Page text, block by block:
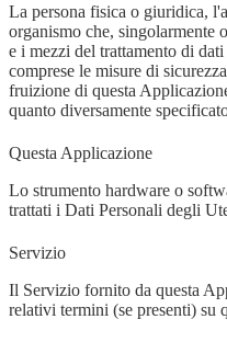
La persona fisica o giuridica,
organismo che, singolarmente
e i mezzi del trattamento di
comprese le misure di
fruizione di questa
quanto diversamente
Questa Applicazione
Lo strumento hardware o
trattati i Dati Personali degli
Servizio
Il Servizio fornito da questa
relativi termini (se presenti) su